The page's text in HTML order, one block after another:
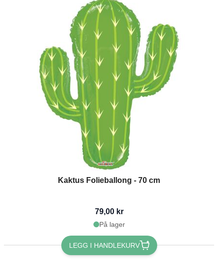
Kaktus Folieballong - 70 cm
79,00 kr
På lager
LEGG I HANDLEKURV